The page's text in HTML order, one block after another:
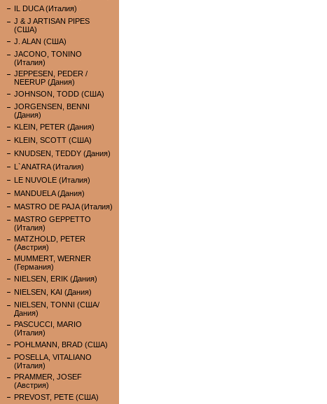
IL DUCA (Италия)
J & J ARTISAN PIPES
(США)
J. ALAN (США)
JACONO, TONINO
(Италия)
JEPPESEN, PEDER /
NEERUP (Дания)
JOHNSON, TODD (США)
JORGENSEN, BENNI
(Дания)
KLEIN, PETER (Дания)
KLEIN, SCOTT (США)
KNUDSEN, TEDDY (Дания)
L`ANATRA (Италия)
LE NUVOLE (Италия)
MANDUELA (Дания)
MASTRO DE PAJA (Италия)
MASTRO GEPPETTO
(Италия)
MATZHOLD, PETER
(Австрия)
MUMMERT, WERNER
(Германия)
NIELSEN, ERIK (Дания)
NIELSEN, KAI (Дания)
NIELSEN, TONNI (США/
Дания)
PASCUCCI, MARIO
(Италия)
POHLMANN, BRAD (США)
POSELLA, VITALIANO
(Италия)
PRAMMER, JOSEF
(Австрия)
PREVOST, PETE (США)